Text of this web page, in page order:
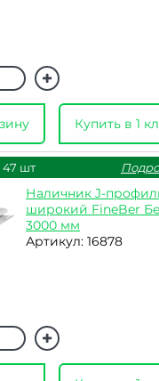
Купить в 1
шт
Наличник J-
широкий FineBer
3000 мм
Артикул: 16878